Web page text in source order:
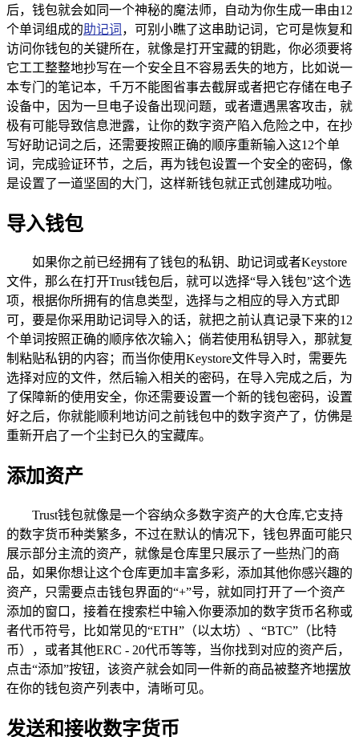
后，钱包就会如同一个神秘的魔法师，自动为你生成一串由12
个单词组成的助记词 ，可别小瞧了这串助记词，它可是恢复和
访问你钱包的关键所在，就像是打开宝藏的钥匙，你必须要将
它工工整整地抄写在一个安全且不容易丢失的地方，比如说一
本专门的笔记本，千万不能图省事去截屏或者把它存储在电子
设备中，因为一旦电子设备出现问题，或者遭遇黑客攻击，就
极有可能导致信息泄露，让你的数字资产陷入危险之中，在抄
写好助记词之后，还需要按照正确的顺序重新输入这12个单
词，完成验证环节，之后，再为钱包设置一个安全的密码，像
是设置了一道坚固的大门，这样新钱包就正式创建成功啦。
导入钱包
如果你之前已经拥有了钱包的私钥、助记词或者Keystore
文件，那么在打开Trust钱包后，就可以选择“导入钱包”这个选
项，根据你所拥有的信息类型，选择与之相应的导入方式即
可，要是你采用助记词导入的话，就把之前认真记录下来的12
个单词按照正确的顺序依次输入；倘若使用私钥导入，那就复
制粘贴私钥的内容；而当你使用Keystore文件导入时，需要先
选择对应的文件，然后输入相关的密码，在导入完成之后，为
了保障新的使用安全，你还需要设置一个新的钱包密码，设置
好之后，你就能顺利地访问之前钱包中的数字资产了，仿佛是
重新开启了一个尘封已久的宝藏库。
添加资产
Trust钱包就像是一个容纳众多数字资产的大仓库,它支持
的数字货币种类繁多，不过在默认的情况下，钱包界面可能只
展示部分主流的资产，就像是仓库里只展示了一些热门的商
品，如果你想让这个仓库更加丰富多彩，添加其他你感兴趣的
资产，只需要点击钱包界面的“+”号，就如同打开了一个资产
添加的窗口，接着在搜索栏中输入你要添加的数字货币名称或
者代币符号，比如常见的“ETH”（以太坊）、“BTC”（比特
币），或者其他ERC - 20代币等等，当你找到对应的资产后，
点击“添加”按钮，该资产就会如同一件新的商品被整齐地摆放
在你的钱包资产列表中，清晰可见。
发送和接收数字货币